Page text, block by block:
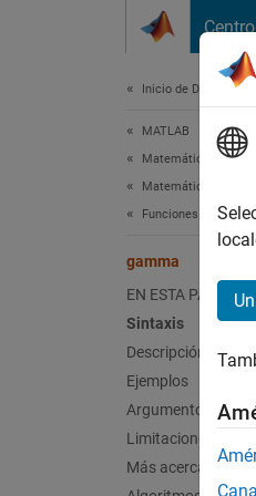
Inicio de
MATLAB
Matemáticas
Matemáticas
Funciones
gamma
EN ESTA PÁGINA
Sintaxis
Descripción
Ejemplos
Argumentos de
Limitaciones
Más acerca de